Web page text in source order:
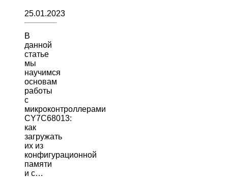
25.01.2023
В
данной
статье
мы
научимся
основам
работы
с
микроконтроллерами
CY7C68013:
как
загружать
их из
конфигурационной
памяти
и с…